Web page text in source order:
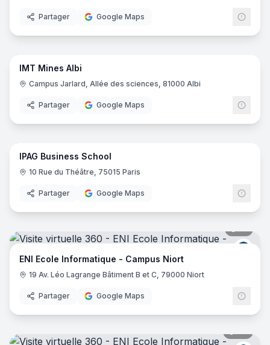
Partager Google Maps
80
IMT Mines Albi
Campus Jarlard, Allée des sciences, 81000 Albi
Partager Google Maps
60
IPAG Business School
10 Rue du Théâtre, 75015 Paris
Partager Google Maps
ENI
ENI Ecole Informatique - Campus Niort
19 Av. Léo Lagrange Bâtiment B et C, 79000 Niort
Partager Google Maps